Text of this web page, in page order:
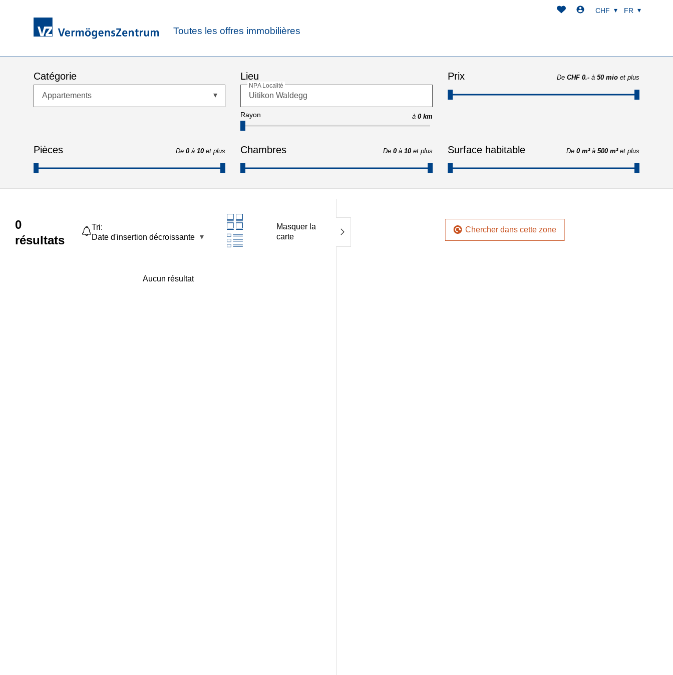
Toutes les offres immobilières
CHF FR
Catégorie
Appartements
Lieu
NPA Localité
Rayon à 0 km
Prix De CHF 0.- à 50 mio et plus
Pièces De 0 à 10 et plus Chambres De 0 à 10 et plus Surface habitable De 0 m² à 500 m² et plus
0
résultats
Tri:
Date d'insertion décroissante
Masquer la
carte
Aucun résultat
Chercher dans cette zone